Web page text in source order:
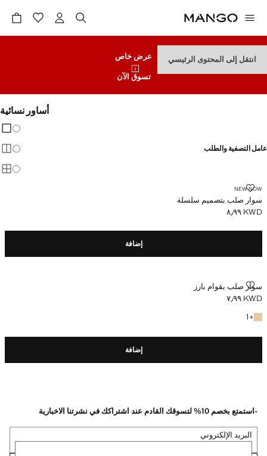
انتقل إلى المحتوى الرئيسي
عرض خاص
تسوق الآن
أساور نسائية
عامل التصفية والطلب
NEW NOW
سوار صلب بتصميم سلسلة
سوار صلب بتصميم سلسلة
السعر الحالي [KWD ٨٫٩٩ ]
KWD ٨٫٩٩
إضافة
سوار صلب بقوام بارز
سوار صلب بقوام بارز
السعر الحالي [KWD ٧٫٩٩ ]
KWD ٧٫٩٩
+
1
+ لون آخر
إضافة
-استمتع بخصم 10% لتسوقك القادم عند اشتراكك في نشرتنا الاخبارية
البريد الإلكتروني